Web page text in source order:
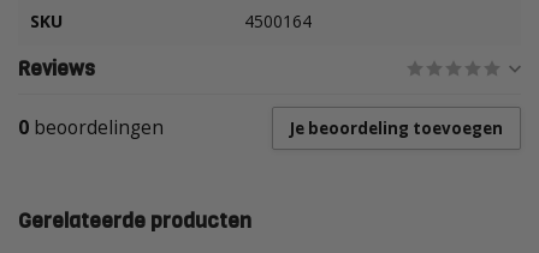
SKU 4500164
Reviews
0 beoordelingen Je beoordeling toevoegen
Gerelateerde producten